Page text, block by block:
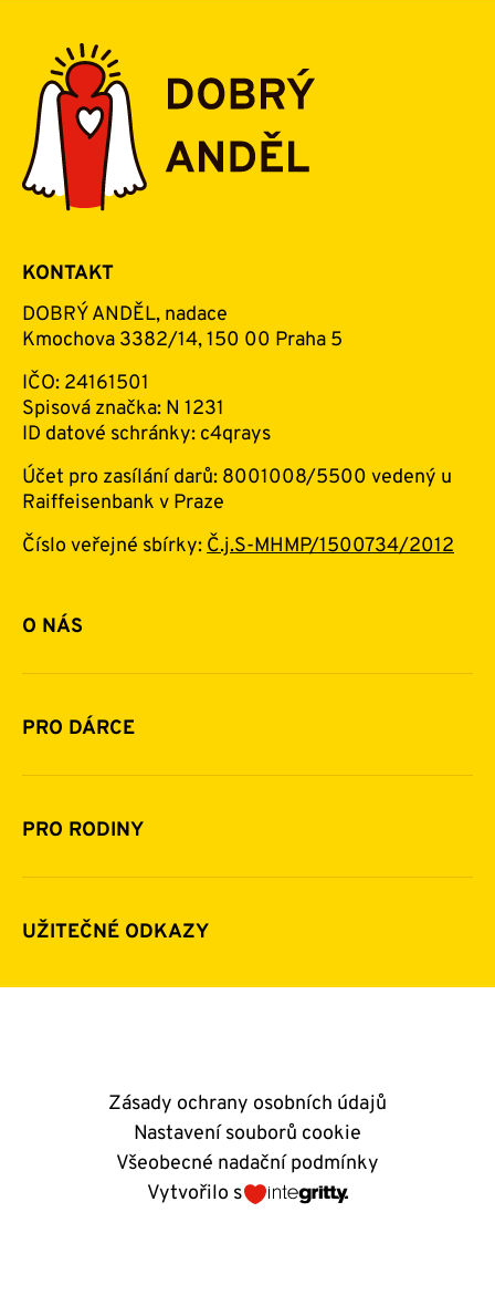
KONTAKT
DOBRÝ ANDĚL, nadace
Kmochova 3382/14, 150 00 Praha 5
IČO: 24161501
Spisová značka: N 1231
ID datové schránky: c4qrays
Účet pro zasílání darů: 8001008/5500 vedený u
Raiffeisenbank v Praze
Číslo veřejné sbírky:Č.j.S-MHMP/1500734/2012
O NÁS
Základní informace o nadaci
Historie a zakladatelé
Financování
Pomoc v číslech
Napsali o nás
PRO DÁRCE
Jak pomáhat
Daňová uznatelnost darů
Další možnosti pomoci
Zpravodaje
PRO RODINY
Komu a jak pomáháme
Pravidla poskytování finanční pomoci
UŽITEČNÉ ODKAZY
Kontakty
Zásady ochrany osobních údajů
Nastavení souborů cookie
Všeobecné nadační podmínky
Vytvořilo s